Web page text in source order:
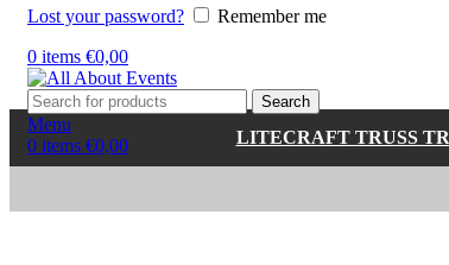
Lost your password?
Remember me
0 items €0,00
Search
Menu
0 items €0,00 LITECRAFT TRUSS